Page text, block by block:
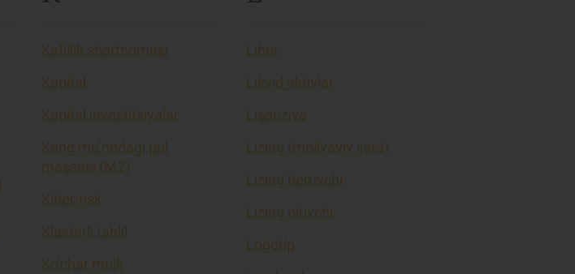
Kafillik shartnomasi
Kapital
Kapital investitsiyalar
Keng ma’nodagi pul
massasi (M2)
Kiber-risk
Klasterli tahlil
Ko’char mulk
Libor
Likvid aktivlar
Lisenziya
Lizing (moliyaviy ijara)
Lizing beruvchi
Lizing oluvchi
Logotip